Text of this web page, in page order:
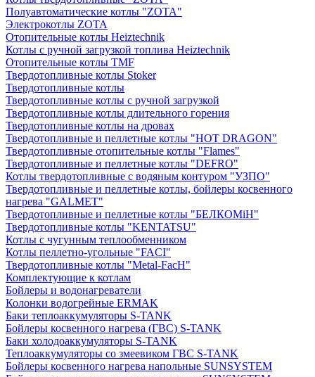
Полуавтоматические котлы "ZOTA"
Электрокотлы ZOTA
Отопительные котлы Heiztechnik
Котлы с ручной загрузкой топлива Heiztechnik
Отопительные котлы TMF
Твердотопливные котлы Stoker
Твердотопливные котлы
Твердотопливные котлы с ручной загрузкой
Твердотопливные котлы длительного горения
Твердотопливные котлы на дровах
Твердотопливные и пеллетные котлы "HOT DRAGON"
Твердотопливные отопительные котлы "Flames"
Твердотопливные и пеллетные котлы "DEFRO"
Котлы твердотопливные с водяным контуром "УЗПО"
Твердотопливные и пеллетные котлы, бойлеры косвенного
нагрева "GALMET"
Твердотопливные и пеллетные котлы "БЕЛКОМiН"
Твердотопливные котлы "KENTATSU"
Котлы с чугунным теплообменником
Котлы пеллетно-угольные "FACI"
Твердотопливные котлы "Metal-FacH"
Комплектующие к котлам
Бойлеры и водонагреватели
Колонки водогрейные ERMAK
Баки теплоаккумуляторы S-TANK
Бойлеры косвенного нагрева (ГВС) S-TANK
Баки холодоаккумуляторы S-TANK
Теплоаккумуляторы со змеевиком ГВС S-TANK
Бойлеры косвенного нагрева напольные SUNSYSTEM